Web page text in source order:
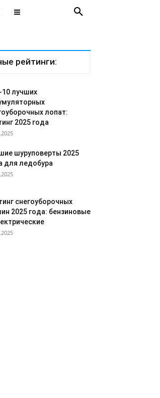
рейтинги:
10 лучших
лопат:
2025 года
шуруповерты 2025
для ледобура
снегоуборочных
2025 года: бензиновые